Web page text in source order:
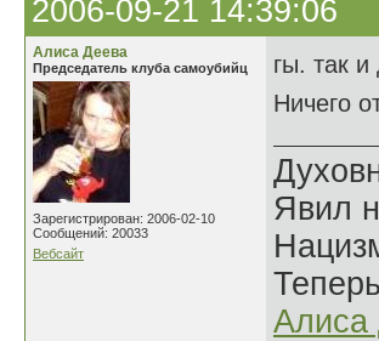
2006-09-21 14:39:06
Алиса Деева
Председатель клуба самоубийц
Зарегистрирован: 2006-02-10
Сообщений: 20033
Вебсайт
гы. так
Ничего
Явил
Алиса